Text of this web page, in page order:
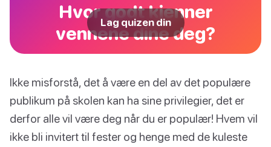
Hvor godt kjenner
vennene dine deg?
Lag quizen din
Ikke misforstå, det å være en del av det populære
publikum på skolen kan ha sine privilegier, det er
derfor alle vil være deg når du er populær! Hvem vil
ikke bli invitert til fester og henge med de kuleste